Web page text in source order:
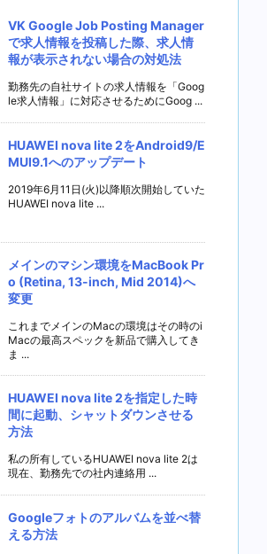
VK Google Job Posting Manager
で求人情報を投稿した際、求人情
報が表示されない場合の対処法
勤務先の自社サイトの求人情報を「Goog
le求人情報」に対応させるためにGoog ...
HUAWEI nova lite 2をAndroid9/E
MUI9.1へのアップデート
2019年6月11日(火)以降順次開始していた
HUAWEI nova lite ...
メインのマシン環境をMacBook Pr
o (Retina, 13-inch, Mid 2014)へ
変更
これまでメインのMacの環境はその時のi
Macの最高スペックを新品で購入してき
ま ...
HUAWEI nova lite 2を指定した時
間に起動、シャットダウンさせる
方法
私の所有しているHUAWEI nova lite 2は
現在、勤務先での社内連絡用 ...
Googleフォトのアルバムを並べ替
える方法